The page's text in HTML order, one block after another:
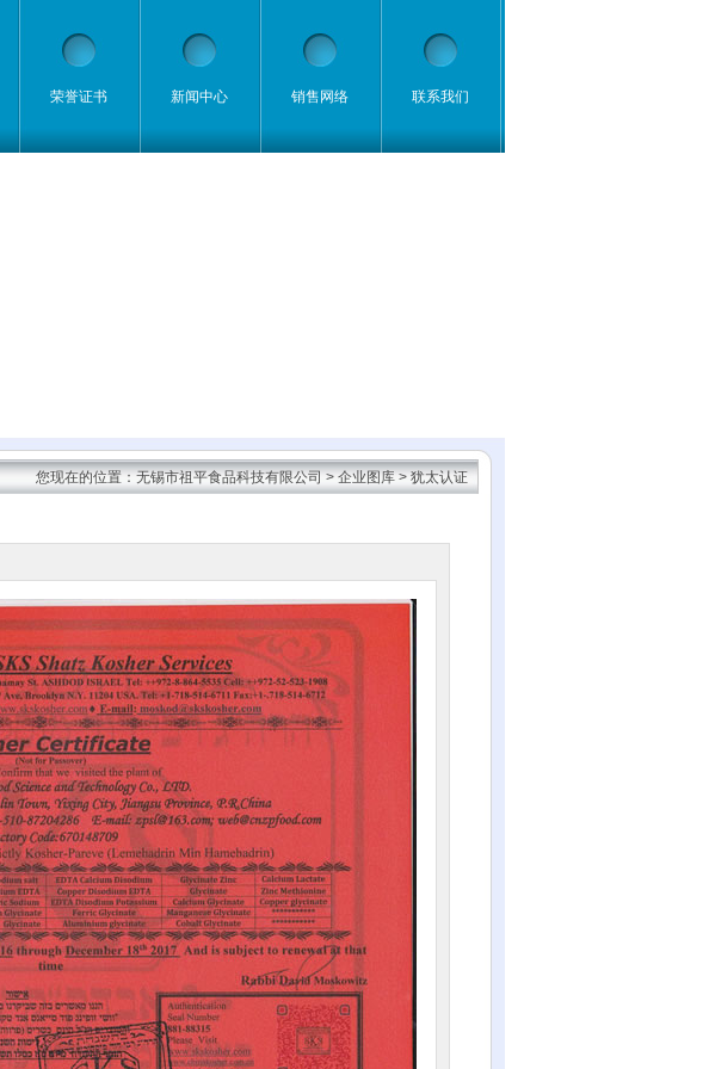
荣誉证书 新闻中心 销售网络 联系我们
您现在的位置： 无锡市祖平食品科技有限公司 > 企业图库 > 犹太认证